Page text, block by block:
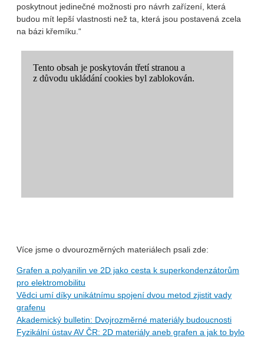
poskytnout jedinečné možnosti pro návrh zařízení, která
budou mít lepší vlastnosti než ta, která jsou postavená zcela
na bázi křemíku.“
Více jsme o dvourozměrných materiálech psali zde:
Grafen a polyanilin ve 2D jako cesta k superkondenzátorům
pro elektromobilitu
Vědci umí díky unikátnímu spojení dvou metod zjistit vady
grafenu
Akademický bulletin: Dvojrozměrné materiály budoucnosti
Fyzikální ústav AV ČR: 2D materiály aneb grafen a jak to bylo